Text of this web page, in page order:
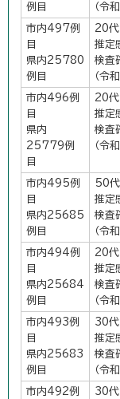
例目
（令
市内497例
目
県内25780
例目
20代
推定
検査
（令
市内496例
目
県内
25779例
目
20代
推定
検査
（令
市内495例
目
県内25685
例目
50代
推定
検査
（令
市内494例
目
県内25684
例目
20代
推定
検査
（令
市内493例
目
県内25683
例目
30代
推定
検査
（令
市内492例
30代